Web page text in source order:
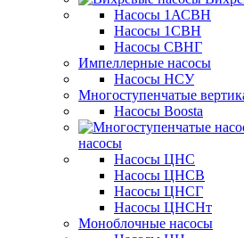
Насосы 1АСВН
Насосы 1СВН
Насосы СВНГ
Импеллерные насосы
Насосы НСУ
Многоступенчатые
Насосы Boosta
насосы
Насосы ЦНС
Насосы ЦНСВ
Насосы ЦНСГ
Насосы ЦНСНт
Моноблочные насосы